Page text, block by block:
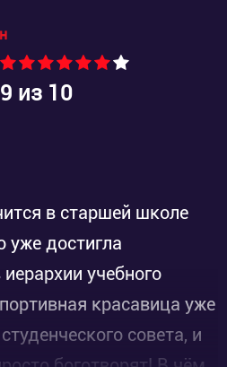
9 из 10
в старшей школе
уже достигла
учебного
красавица уже
совета, и